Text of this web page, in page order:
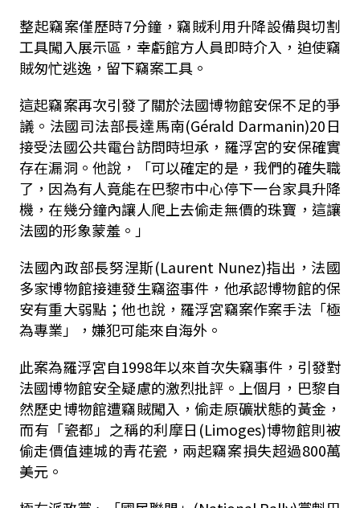
整起竊案僅歷時7分鐘，竊賊利用升降設備與切割
工具闖入展示區，幸虧館方人員即時介入，迫使竊
賊匆忙逃逸，留下竊案工具。
這起竊案再次引發了關於法國博物館安保不足的爭
議。法國司法部長達馬南(Gérald Darmanin)20日
接受法國公共電台訪問時坦承，羅浮宮的安保確實
存在漏洞。他說，「可以確定的是，我們的確失職
了，因為有人竟能在巴黎市中心停下一台家具升降
機，在幾分鐘內讓人爬上去偷走無價的珠寶，這讓
法國的形象蒙羞。」
法國內政部長努涅斯(Laurent Nunez)指出，法國
多家博物館接連發生竊盜事件，他承認博物館的保
安有重大弱點；他也說，羅浮宮竊案作案手法「極
為專業」，嫌犯可能來自海外。
此案為羅浮宮自1998年以來首次失竊事件，引發對
法國博物館安全疑慮的激烈批評。上個月，巴黎自
然歷史博物館遭竊賊闖入，偷走原礦狀態的黃金，
而有「瓷都」之稱的利摩日(Limoges)博物館則被
偷走價值連城的青花瓷，兩起竊案損失超過800萬
美元。